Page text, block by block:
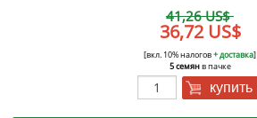
41,26 US$
36,72 US$
[вкл. 10% налогов+ доставка]
5 семянв пачке
купить